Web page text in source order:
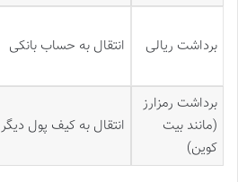
برداشت ریالی انتقال به حساب بانکی
برداشت رمزارز
(مانند بیت
کوین)
انتقال به کیف پول دیگر